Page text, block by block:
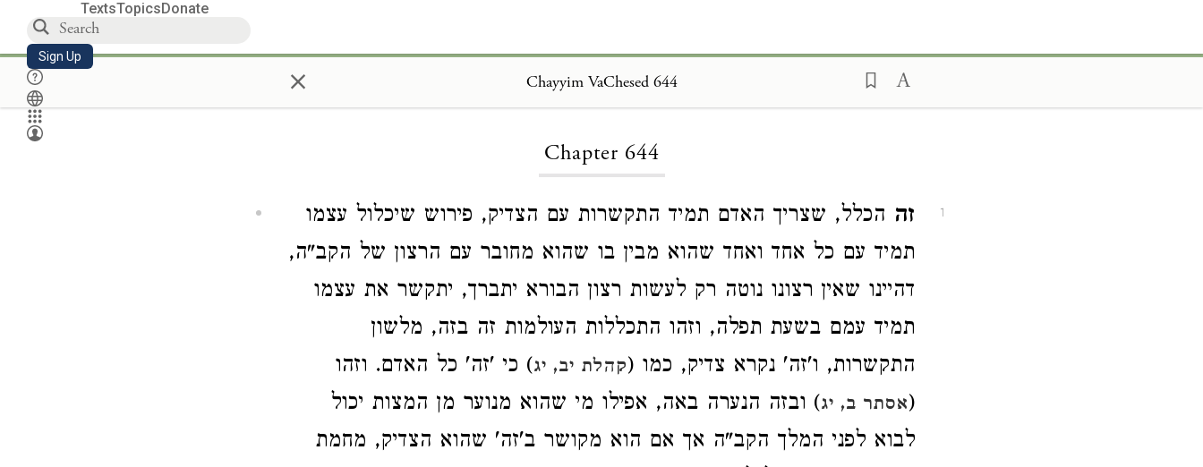
TextsTopicsDonate
Sign Up × Chayyim VaChesed 644
Chapter 644
1 זה הכלל, שצריך האדם תמיד התקשרות עם הצדיק, פירוש שיכלול עצמו
תמיד עם כל אחד ואחד שהוא מבין בו שהוא מחובר עם הרצון של הקב"ה,
דהיינו שאין רצונו נוטה רק לעשות רצון הבורא יתברך, יתקשר את עצמו
תמיד עמם בשעת תפלה, וזהו התכללות העולמות זה בזה, מלשון
התקשרות, ו'זה' נקרא צדיק, כמו (קהלת יב, יג) כי 'זה' כל האדם. וזהו
(אסתר ב, יג) ובזה הנערה באה, אפילו מי שהוא מנוער מן המצות יכול
לבוא לפני המלך הקב"ה אך אם הוא מקושר ב'זה' שהוא הצדיק, מחמת